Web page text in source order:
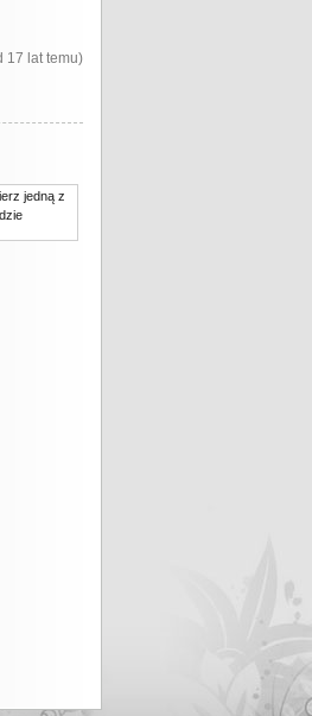
17 lat temu)
jedną z